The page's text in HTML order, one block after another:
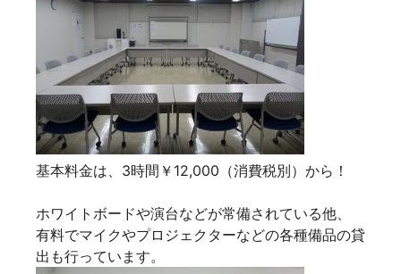
基本料金は、3時間￥12,000（消費税別）から！
ホワイトボードや演台などが常備されている他、
有料でマイクやプロジェクターなどの各種備品の貸
出も行っています。